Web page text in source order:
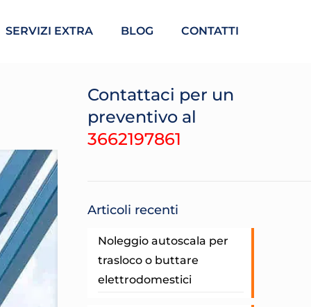
SERVIZI EXTRA BLOG CONTATTI
Contattaci per un
preventivo al
3662197861
Articoli recenti
Noleggio autoscala per
trasloco o buttare
elettrodomestici